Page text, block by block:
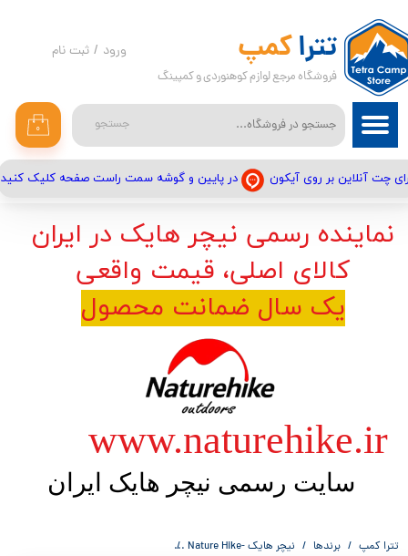
جستجو ۰
ورود / ثبت نام
حساب کاربری من
تغییر گذر واژه
سفارشات
خروج از حساب کاربری
چت آنلاین بر روی آیکون در پایین و گوشه سمت راست صفحه کلیک کنید
تتراکمپ
فروشگاه مرجع لوازم کوهنوردی و کمپینگ
نماینده رسمی نیچر هایک در ایران
کالای اصلی، قیمت واقعی
یک سال ضمانت محصول
​​www.naturehike.ir
سایت رسمی نیچر هایک ایران
تترا کمپ برندها نیچر هایک -Nature Hike